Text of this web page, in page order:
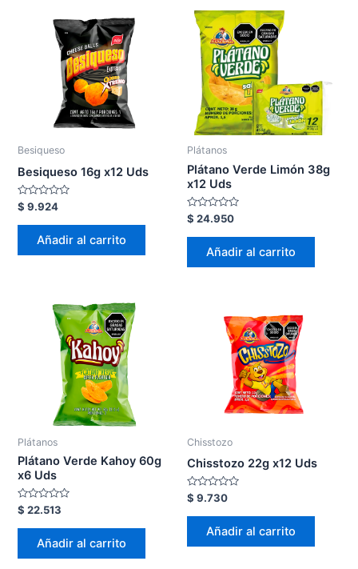
Besiqueso
Besiqueso 16g x12 Uds
Valorado
en
0
$ 9.924
Añadir al carrito
Plátanos
Plátano Verde Limón 38g
x12 Uds
Valorado
en
0
$ 24.950
Añadir al carrito
Plátanos
Plátano Verde Kahoy 60g
x6 Uds
Valorado
en
0
$ 22.513
Añadir al carrito
Chisstozo
Chisstozo 22g x12 Uds
Valorado
en
0
$ 9.730
Añadir al carrito